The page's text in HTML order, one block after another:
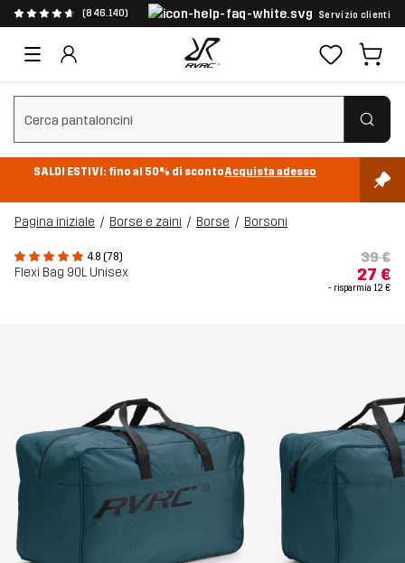
(846.140) Servizio clienti
Cancella ricerca
SALDI ESTIVI: fino al 50% di scontoAcquista adesso
Pagina iniziale Borse e zaini Borse Borsoni
4.8 (78)
Flexi Bag 90L Unisex
39 €
27 €
- risparmia 12 €